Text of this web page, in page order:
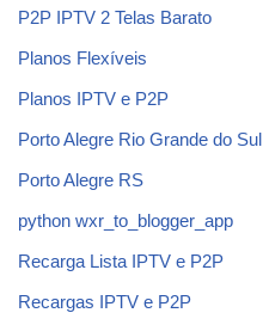
P2P IPTV 2 Telas Barato
Planos Flexíveis
Planos IPTV e P2P
Porto Alegre Rio Grande do Sul
Porto Alegre RS
python wxr_to_blogger_app
Recarga Lista IPTV e P2P
Recargas IPTV e P2P